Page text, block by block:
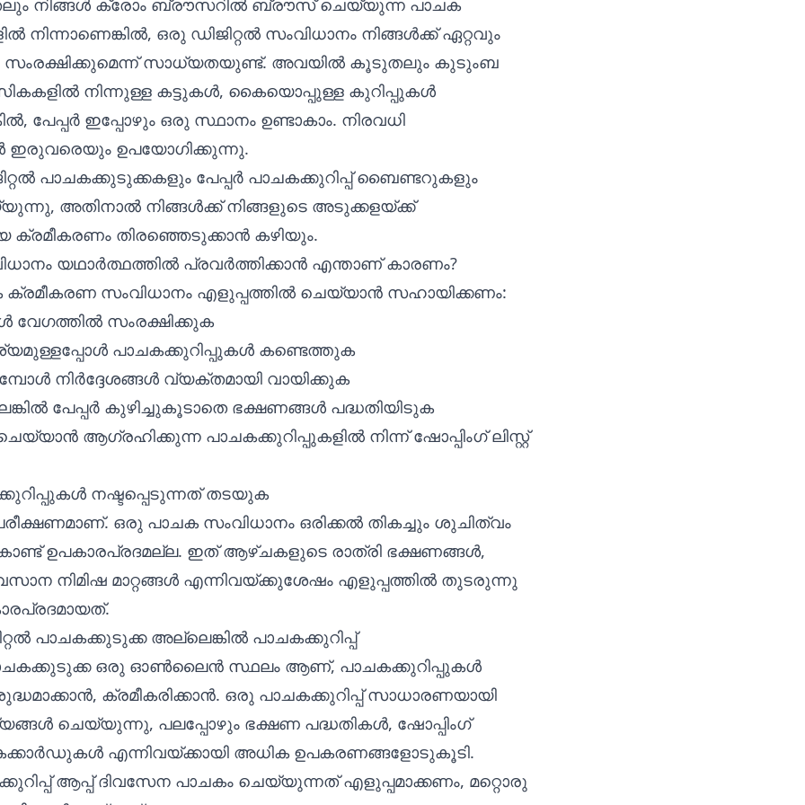
നിങ്ങൾ ക്രോം ബ്രൗസറിൽ ബ്രൗസ് ചെയ്യുന്ന പാചക
ഒരു ഡിജിറ്റൽ സംവിധാനം നിങ്ങൾക്ക് ഏറ്റവും
സാധ്യതയുണ്ട്. അവയിൽ കൂടുതലും കുടുംബ
നിന്നുള്ള കട്ടുകൾ, കൈയൊപ്പുള്ള കുറിപ്പുകൾ
പേപ്പർ ഇപ്പോഴും ഒരു സ്ഥാനം ഉണ്ടാകാം. നിരവധി
ഇരുവരെയും ഉപയോഗിക്കുന്നു.
പാചകക്കുടുക്കകളും പേപ്പർ പാചകക്കുറിപ്പ് ബൈണ്ടറുകളും
അതിനാൽ നിങ്ങൾക്ക് നിങ്ങളുടെ അടുക്കളയ്ക്ക്
തിരഞ്ഞെടുക്കാൻ കഴിയും.
യഥാർത്ഥത്തിൽ പ്രവർത്തിക്കാൻ എന്താണ് കാരണം?
സംവിധാനം എളുപ്പത്തിൽ ചെയ്യാൻ സഹായിക്കണം:
വേഗത്തിൽ സംരക്ഷിക്കുക
പാചകക്കുറിപ്പുകൾ കണ്ടെത്തുക
നിർദ്ദേശങ്ങൾ വ്യക്തമായി വായിക്കുക
പേപ്പർ കുഴിച്ചുകൂടാതെ ഭക്ഷണങ്ങൾ പദ്ധതിയിടുക
ആഗ്രഹിക്കുന്ന പാചകക്കുറിപ്പുകളിൽ നിന്ന് ഷോപ്പിംഗ് ലിസ്റ്റ്
നഷ്ടപ്പെടുന്നത് തടയുക
ഒരു പാചക സംവിധാനം ഒരിക്കൽ തികച്ചും ശുചിത്വം
ഉപകാരപ്രദമല്ല. ഇത് ആഴ്ചകളുടെ രാത്രി ഭക്ഷണങ്ങൾ,
നിമിഷ മാറ്റങ്ങൾ എന്നിവയ്ക്കുശേഷം എളുപ്പത്തിൽ തുടരുന്നു
പാചകക്കുടുക്ക അല്ലെങ്കിൽ പാചകക്കുറിപ്പ്
ഒരു ഓൺലൈൻ സ്ഥലം ആണ്, പാചകക്കുറിപ്പുകൾ
ക്രമീകരിക്കാൻ. ഒരു പാചകക്കുറിപ്പ് സാധാരണയായി
ചെയ്യുന്നു, പലപ്പോഴും ഭക്ഷണ പദ്ധതികൾ, ഷോപ്പിംഗ്
എന്നിവയ്ക്കായി അധിക ഉപകരണങ്ങളോടുകൂടി.
ആപ്പ് ദിവസേന പാചകം ചെയ്യുന്നത് എളുപ്പമാക്കണം, മറ്റൊരു